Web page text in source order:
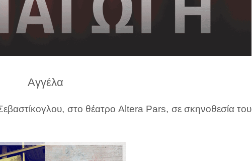
Αγγέλα
στο θέατρο Altera Pars, σε σκηνοθεσία του